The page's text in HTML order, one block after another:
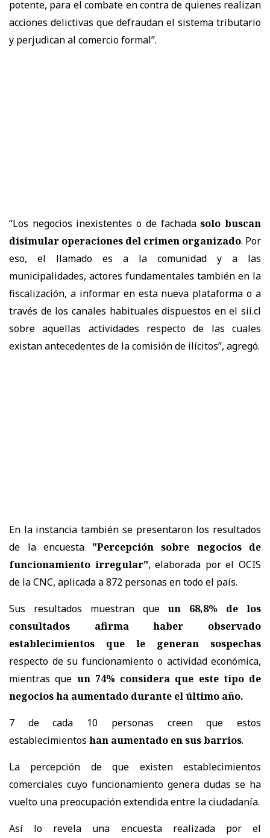
potente, para el combate en contra de quienes realizan
acciones delictivas que defraudan el sistema tributario
y perjudican al comercio formal”.
“Los negocios inexistentes o de fachadasolo buscan
disimular operaciones del crimen organizado. Por
eso, el llamado es a la comunidad y a las
municipalidades, actores fundamentales también en la
fiscalización, a informar en esta nueva plataforma o a
través de los canales habituales dispuestos en el sii.cl
sobre aquellas actividades respecto de las cuales
existan antecedentes de la comisión de ilícitos”, agregó.
En la instancia también se presentaron los resultados
de la encuesta "Percepción sobre negocios de
funcionamiento irregular", elaborada por el OCIS
de la CNC, aplicada a 872 personas en todo el país.
Sus resultados muestran queun 68,8% de los
consultados afirma haber observado
establecimientos que le generan sospechas
respecto de su funcionamiento o actividad económica,
mientras que un 74% considera que este tipo de
negocios ha aumentado durante el último año.
7 de cada 10 personas creen que estos
establecimientos han aumentado en sus barrios.
La percepción de que existen establecimientos
comerciales cuyo funcionamiento genera dudas se ha
vuelto una preocupación extendida entre la ciudadanía.
Así lo revela una encuesta realizada por el